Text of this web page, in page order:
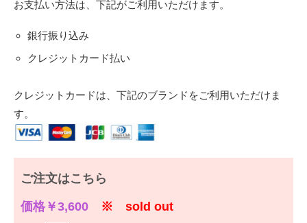
お支払い方法は、下記がご利用いただけます。
銀行振り込み
クレジットカード払い
クレジットカードは、下記のブランドをご利用いただけま
す。
ご注文はこちら
価格￥3,600 ※ sold out